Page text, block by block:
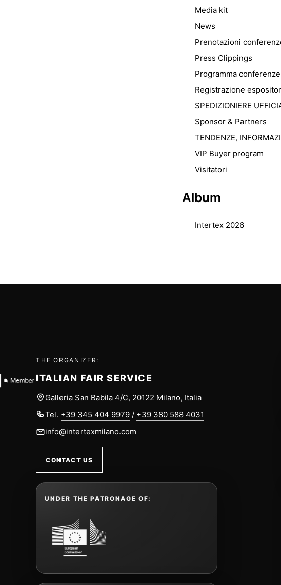
Media kit
News
Prenotazioni
Press Clippings
Programma conferenze
Registrazione
SPEDIZIONIERE
Sponsor & Partners
TENDENZE,
VIP Buyer program
Visitatori
Album
Intertex 2026
THE ORGANIZER:
ITALIAN FAIR SERVICE
Galleria San Babila 4/C, 20122 Milano, Italia
Tel. +39 345 404 9979 / +39 380 588 4031
info@intertexmilano.com
CONTACT US
UNDER THE PATRONAGE OF: